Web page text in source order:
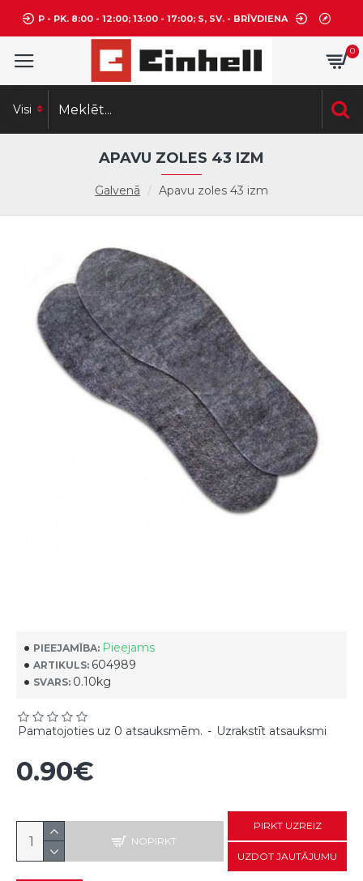
P - PK. 8:00 - 12:00; 13:00 - 17:00; S, SV. - BRĪVDIENA
0
Visi
Galvenā Apavu zoles 43 izm
APAVU ZOLES 43 IZM
PIEEJAMĪBA: Pieejams
ARTIKULS: 604989
SVARS: 0.10kg
Pamatojoties uz 0 atsauksmēm. - Uzrakstīt atsauksmi
0.90€
NOPIRKT
PIRKT UZREIZ
UZDOT JAUTĀJUMU